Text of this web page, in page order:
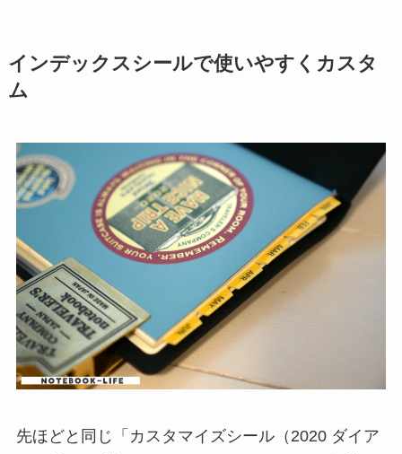
インデックスシールで使いやすくカスタ
ム
先ほどと同じ「カスタマイズシール（2020 ダイア